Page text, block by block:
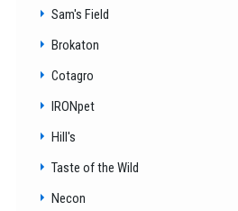
Sam's Field
Brokaton
Cotagro
IRONpet
Hill's
Taste of the Wild
Necon